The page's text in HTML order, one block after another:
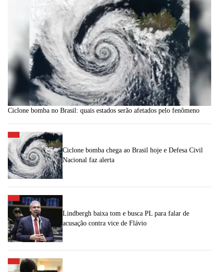
Ciclone bomba no Brasil: quais estados serão afetados pelo fenômeno
Ciclone bomba chega ao Brasil hoje e Defesa Civil
Nacional faz alerta
Lindbergh baixa tom e busca PL para falar de
acusação contra vice de Flávio